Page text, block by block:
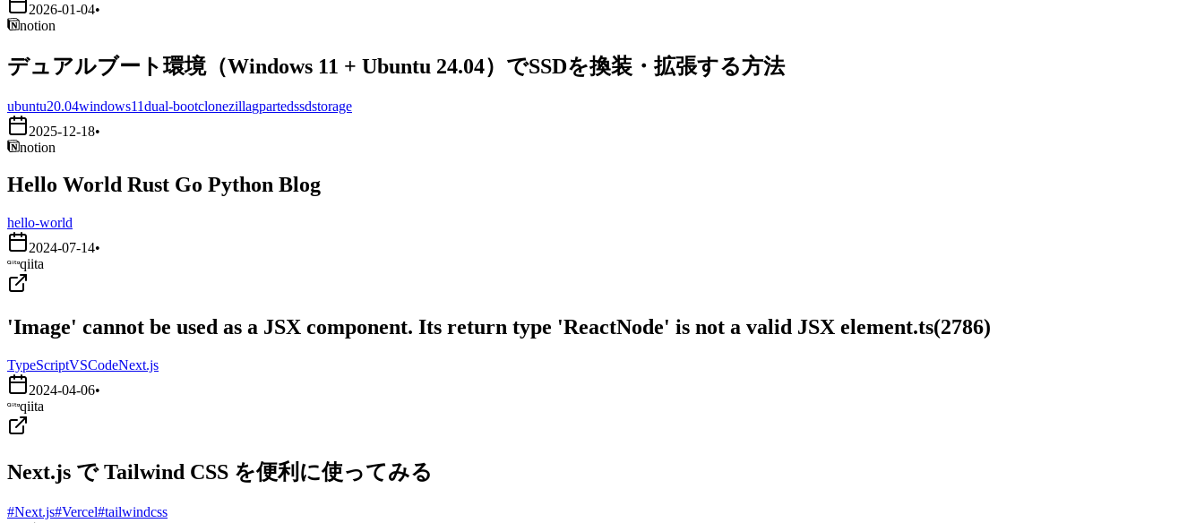
2026-01-04•
notion
デュアルブート環境（Windows 11 + Ubuntu 24.04）でSSDを換装・拡張する方法
ubuntu20.04windows11dual-bootclonezillagpartedssdstorage
2025-12-18•
notion
Hello World Rust Go Python Blog
hello-world
2024-07-14•
qiita
'Image' cannot be used as a JSX component. Its return type 'ReactNode' is not a valid JSX element.ts(2786)
TypeScriptVSCodeNext.js
2024-04-06•
qiita
Next.js で Tailwind CSS を便利に使ってみる
#Next.js#Vercel#tailwindcss